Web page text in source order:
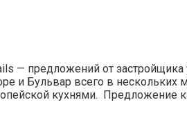
— предложений от
и Бульвар всего в нескольких
кухнями. Предложение